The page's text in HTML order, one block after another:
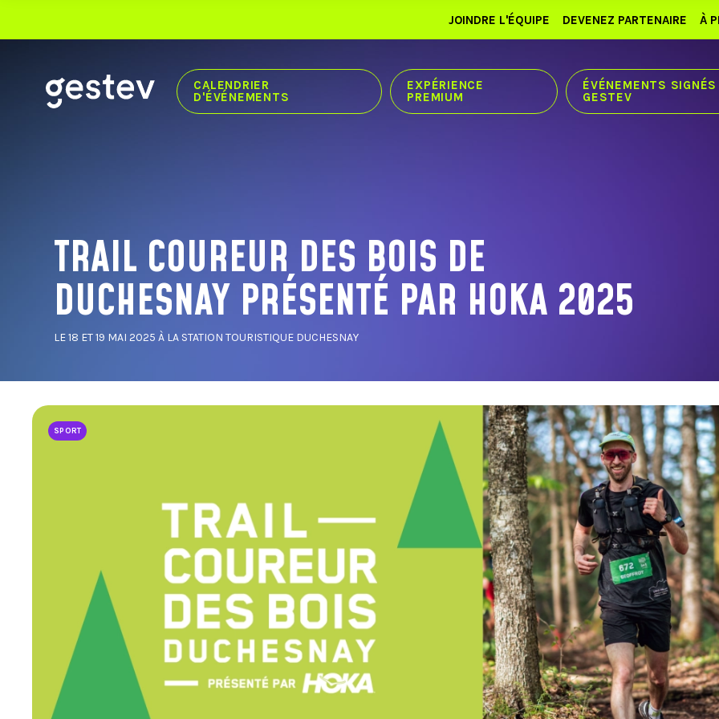
JOINDRE L'ÉQUIPE DEVENEZ PARTENAIRE À
CALENDRIER
D'ÉVÉNEMENTS
EXPÉRIENCE
PREMIUM
ÉVÉNEMENTS SIGNÉS
GESTEV
NOS LIEUX DE DIFFUSION
CENTRE VIDÉOTRON
CABARET DU CASINO DE MONTRÉAL
THÉÂTRE DU CASINO DU LAC-LEAMY
JOINDRE L'ÉQUIPE
À PROPOS DE NOUS
FACEBOOK
INSTAGRAM
LINKEDIN
TIKTOK
TRAIL COUREUR DES BOIS DE
DUCHESNAY PRÉSENTÉ PAR HOKA 2025
LE 18 ET 19 MAI 2025 À LA STATION TOURISTIQUE DUCHESNAY
SPORT